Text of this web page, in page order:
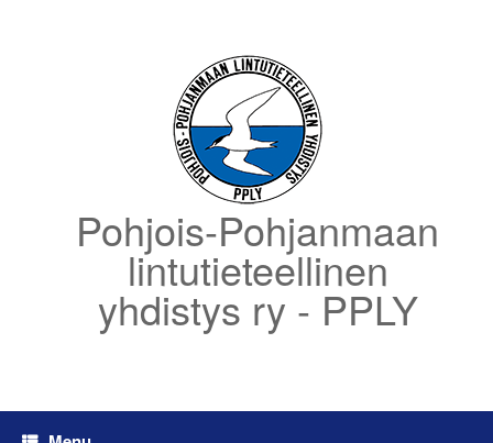
Pohjois-Pohjanmaan
lintutieteellinen
yhdistys ry - PPLY